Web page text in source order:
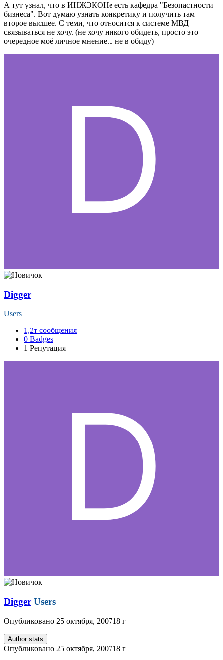
А тут узнал, что в ИНЖЭКОНе есть кафедра "Безопастности
бизнеса". Вот думаю узнать конкретику и получить там
второе высшее. С теми, что относится к системе МВД
связываться не хочу. (не хочу никого обидеть, просто это
очередное моё личное мнение... не в обиду)
Digger
Users
1,2т сообщения
0 Badges
1 Репутация
Digger Users
Опубликовано 25 октября, 200718 г
Author stats
Опубликовано 25 октября, 200718 г